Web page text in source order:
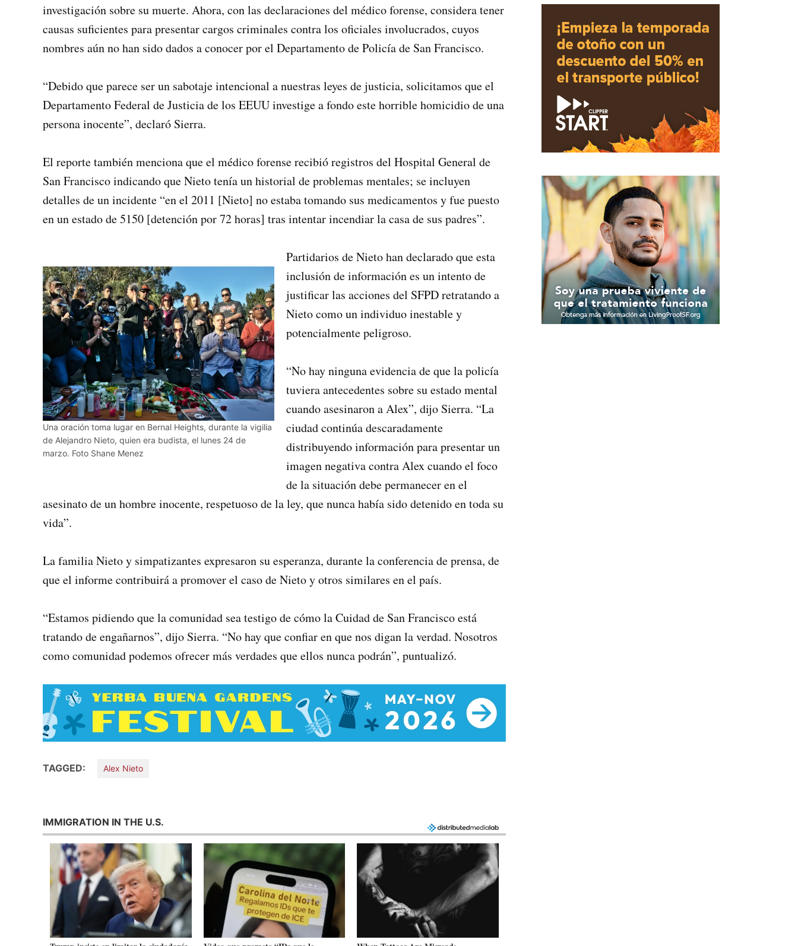
investigación sobre su muerte. Ahora, con las declaraciones del médico forense, considera tener
causas suficientes para presentar cargos criminales contra los oficiales involucrados, cuyos
nombres aún no han sido dados a conocer por el Departamento de Policía de San Francisco.
“Debido que parece ser un sabotaje intencional a nuestras leyes de justicia, solicitamos que el
Departamento Federal de Justicia de los EEUU investige a fondo este horrible homicidio de una
persona inocente”, declaró Sierra.
El reporte también menciona que el médico forense recibió registros del Hospital General de
San Francisco indicando que Nieto tenía un historial de problemas mentales; se incluyen
detalles de un incidente “en el 2011 [Nieto] no estaba tomando sus medicamentos y fue puesto
en un estado de 5150 [detención por 72 horas] tras intentar incendiar la casa de sus padres”.
Una oración toma lugar en Bernal Heights, durante la vigilia
de Alejandro Nieto, quien era budista, el lunes 24 de
marzo. Foto Shane Menez
Partidarios de Nieto han declarado que esta
inclusión de información es un intento de
justificar las acciones del SFPD retratando a
Nieto como un individuo inestable y
potencialmente peligroso.
“No hay ninguna evidencia de que la policía
tuviera antecedentes sobre su estado mental
cuando asesinaron a Alex”, dijo Sierra. “La
ciudad continúa descaradamente
distribuyendo información para presentar un
imagen negativa contra Alex cuando el foco
de la situación debe permanecer en el
asesinato de un hombre inocente, respetuoso de la ley, que nunca había sido detenido en toda su
vida”.
La familia Nieto y simpatizantes expresaron su esperanza, durante la conferencia de prensa, de
que el informe contribuirá a promover el caso de Nieto y otros similares en el país.
“Estamos pidiendo que la comunidad sea testigo de cómo la Cuidad de San Francisco está
tratando de engañarnos”, dijo Sierra. “No hay que confiar en que nos digan la verdad. Nosotros
como comunidad podemos ofrecer más verdades que ellos nunca podrán”, puntualizó.
TAGGED: Alex Nieto
IMMIGRATION IN THE U.S.